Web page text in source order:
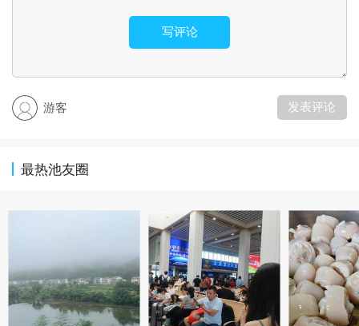
写评论
游客 发表评论
最热池友圈